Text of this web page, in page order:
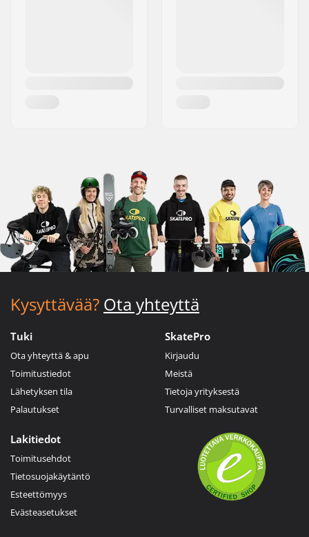
Kysyttävää? Ota yhteyttä
Tuki
Ota yhteyttä & apu
Toimitustiedot
Lähetyksen tila
Palautukset
SkatePro
Kirjaudu
Meistä
Tietoja yrityksestä
Turvalliset maksutavat
Lakitiedot
Toimitusehdot
Tietosuojakäytäntö
Esteettömyys
Evästeasetukset